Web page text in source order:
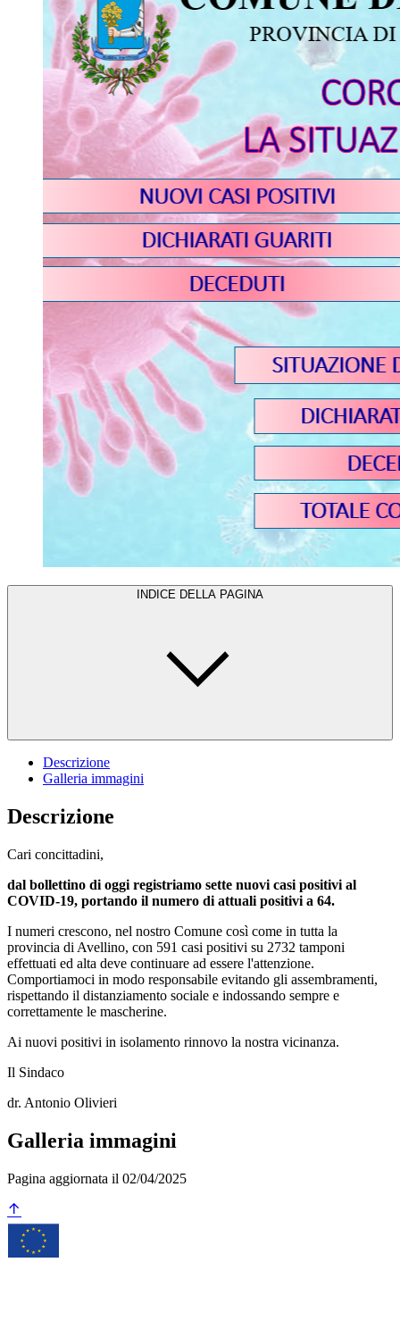
INDICE DELLA PAGINA
Descrizione
Galleria immagini
Descrizione
Cari concittadini,
dal bollettino di oggi registriamo sette nuovi casi positivi al
COVID-19, portando il numero di attuali positivi a 64.
I numeri crescono, nel nostro Comune così come in tutta la
provincia di Avellino, con 591 casi positivi su 2732 tamponi
effettuati ed alta deve continuare ad essere l'attenzione.
Comportiamoci in modo responsabile evitando gli assembramenti,
rispettando il distanziamento sociale e indossando sempre e
correttamente le mascherine.
Ai nuovi positivi in isolamento rinnovo la nostra vicinanza.
Il Sindaco
dr. Antonio Olivieri
Galleria immagini
Pagina aggiornata il 02/04/2025